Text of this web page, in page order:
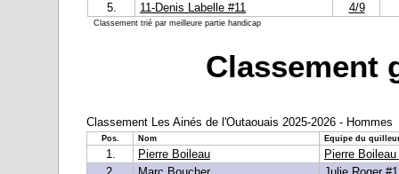
5.
11-Denis Labelle #11 4/9
Classement trié par meilleure partie handicap
Classement
Classement Les Ainés de l'Outaouais 2025-2026 - Hommes
Pos. Nom Equipe du
1. Pierre Boileau
Pierre